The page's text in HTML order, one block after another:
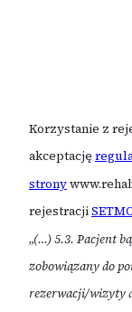
Korzystanie z
akceptację
strony
rejestracji
„(…) 5.3. Pacjent
zobowiązany do
rezerwacji/wizyty